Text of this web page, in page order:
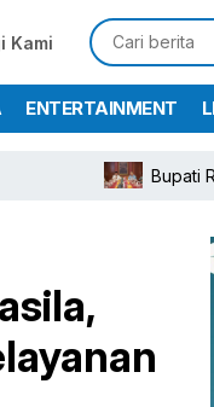
Kami
ENTERTAINMENT
Bupati Rudy